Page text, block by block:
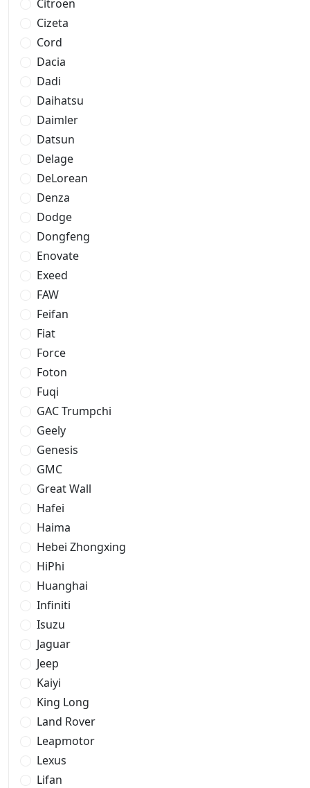
Citroen
Cizeta
Cord
Dacia
Dadi
Daihatsu
Daimler
Datsun
Delage
DeLorean
Denza
Dodge
Dongfeng
Enovate
Exeed
FAW
Feifan
Fiat
Force
Foton
Fuqi
GAC Trumpchi
Geely
Genesis
GMC
Great Wall
Hafei
Haima
Hebei Zhongxing
HiPhi
Huanghai
Infiniti
Isuzu
Jaguar
Jeep
Kaiyi
King Long
Land Rover
Leapmotor
Lexus
Lifan